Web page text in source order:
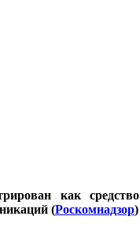
как
(Роскомнадзор)